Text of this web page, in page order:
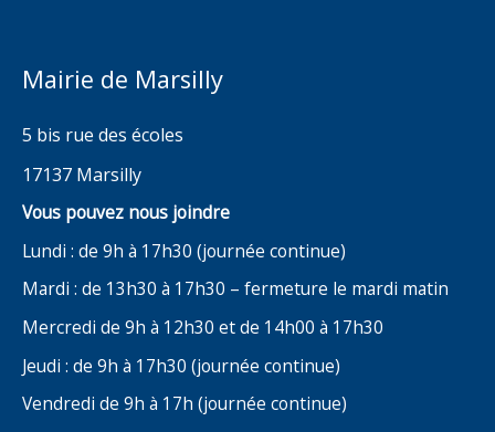
Mairie de Marsilly
5 bis rue des écoles
17137 Marsilly
Vous pouvez nous joindre
Lundi : de 9h à 17h30 (journée continue)
Mardi : de 13h30 à 17h30 – fermeture le mardi matin
Mercredi de 9h à 12h30 et de 14h00 à 17h30
Jeudi : de 9h à 17h30 (journée continue)
Vendredi de 9h à 17h (journée continue)